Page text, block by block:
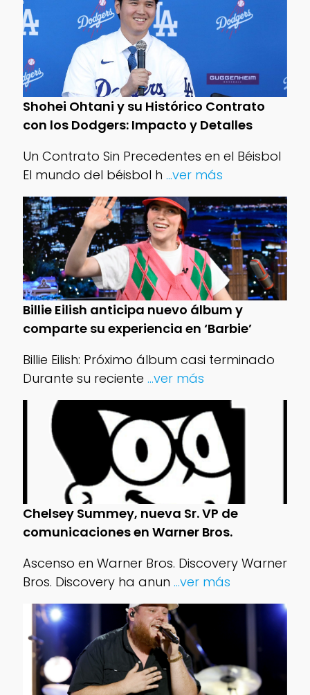
Shohei Ohtani y su Histórico Contrato
con los Dodgers: Impacto y Detalles
Un Contrato Sin Precedentes en el Béisbol
El mundo del béisbol h ...ver más
Billie Eilish anticipa nuevo álbum y
comparte su experiencia en ‘Barbie’
Billie Eilish: Próximo álbum casi terminado
Durante su reciente ...ver más
Chelsey Summey, nueva Sr. VP de
comunicaciones en Warner Bros.
Ascenso en Warner Bros. Discovery Warner
Bros. Discovery ha anun ...ver más